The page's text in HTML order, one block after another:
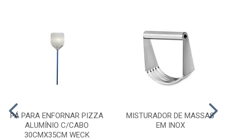
PÁ PARA ENFORNAR PIZZA
ALUMÍNIO C/CABO
30CMX35CM WECK
MISTURADOR DE MASSAS
EM INOX